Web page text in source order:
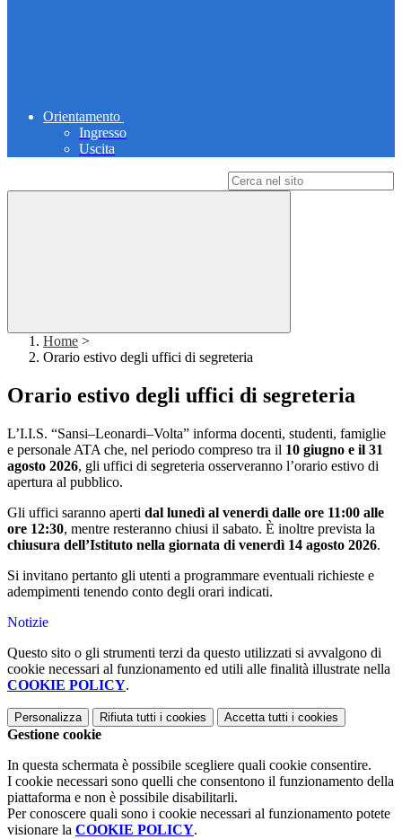
Orientamento
Ingresso
Uscita
Home >
Orario estivo degli uffici di segreteria
Orario estivo degli uffici di segreteria
L’I.I.S. “Sansi–Leonardi–Volta” informa docenti, studenti, famiglie
e personale ATA che, nel periodo compreso tra il 10 giugno e il 31
agosto 2026, gli uffici di segreteria osserveranno l’orario estivo di
apertura al pubblico.
Gli uffici saranno aperti dal lunedì al venerdì dalle ore 11:00 alle
ore 12:30, mentre resteranno chiusi il sabato. È inoltre prevista la
chiusura dell’Istituto nella giornata di venerdì 14 agosto 2026.
Si invitano pertanto gli utenti a programmare eventuali richieste e
adempimenti tenendo conto degli orari indicati.
Notizie
Questo sito o gli strumenti terzi da questo utilizzati si avvalgono di
cookie necessari al funzionamento ed utili alle finalità illustrate nella
COOKIE POLICY.
Personalizza Rifiuta tutti i cookies Accetta tutti i cookies
Gestione cookie
In questa schermata è possibile scegliere quali cookie consentire.
I cookie necessari sono quelli che consentono il funzionamento della
piattaforma e non è possibile disabilitarli.
Per conoscere quali sono i cookie necessari al funzionamento potete
visionare la COOKIE POLICY.